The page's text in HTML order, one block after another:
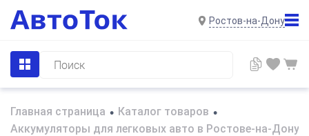
Ростов-на-Дону
Главная страница • Каталог товаров •
Аккумуляторы для легковых авто в Ростове-на-Дону